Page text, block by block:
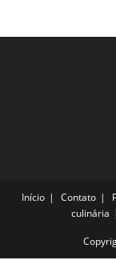
Início Contato
culinária